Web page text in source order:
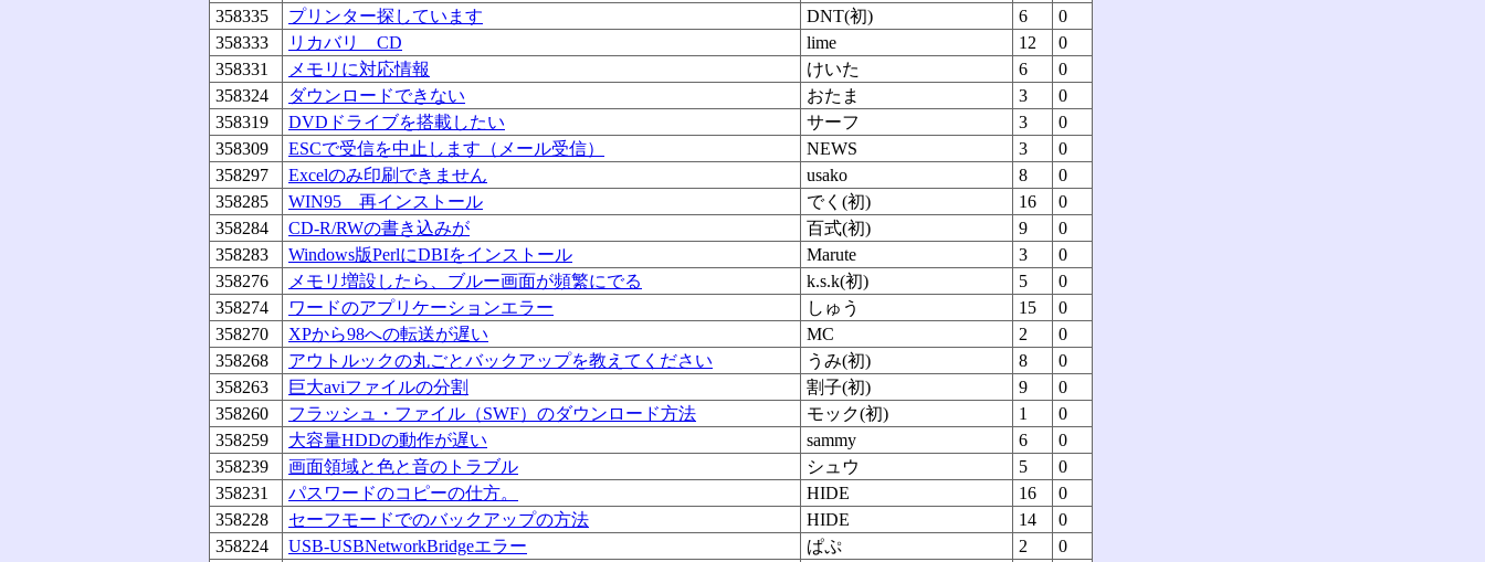
358335
プリンター探しています DNT(初) 6
0
358333
リカバリ CD lime 12
0
358331
メモリに対応情報 けいた 6
0
358324
ダウンロードできない おたま 3
0
358319
DVDドライブを搭載したい サーフ 3
0
358309
ESCで受信を中止します（メール受信） NEWS 3
0
358297
Excelのみ印刷できません usako 8
0
358285
WIN95 再インストール でく(初) 16
0
358284
CD-R/RWの書き込みが 百式(初) 9
0
358283
Windows版PerlにDBIをインストール Marute 3
0
358276
メモリ増設したら、ブルー画面が頻繁にでる k.s.k(初) 5
0
358274
ワードのアプリケーションエラー しゅう 15
0
358270
XPから98への転送が遅い MC 2
0
358268
アウトルックの丸ごとバックアップを教えてください うみ(初) 8
0
358263
巨大aviファイルの分割 割子(初) 9
0
358260
フラッシュ・ファイル（SWF）のダウンロード方法 モック(初) 1
0
358259
大容量HDDの動作が遅い sammy 6
0
358239
画面領域と色と音のトラブル シュウ 5
0
358231
パスワードのコピーの仕方。 HIDE 16
0
358228
セーフモードでのバックアップの方法 HIDE 14
0
358224
USB-USBNetworkBridgeエラー ぱぷ 2
0